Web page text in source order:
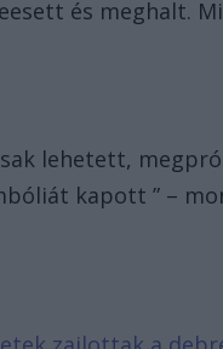
és meghalt.
lehetett,
kapott ” –